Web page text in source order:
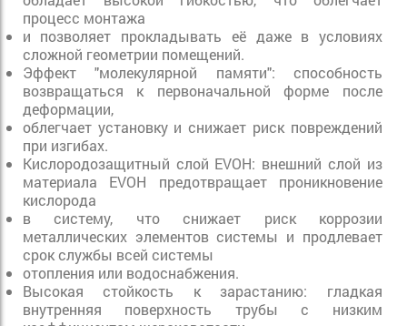
процесс монтажа
и позволяет прокладывать её даже в условиях
сложной геометрии помещений.
Эффект "молекулярной памяти": способность
возвращаться к первоначальной форме после
деформации,
облегчает установку и снижает риск повреждений
при изгибах.
Кислородозащитный слой EVOH: внешний слой из
материала EVOH предотвращает проникновение
кислорода
в систему, что снижает риск коррозии
металлических элементов системы и продлевает
срок службы всей системы
отопления или водоснабжения.
Высокая стойкость к зарастанию: гладкая
внутренняя поверхность трубы с низким